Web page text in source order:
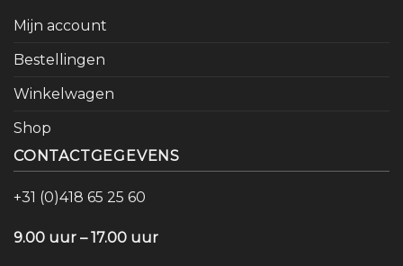
Mijn account
Bestellingen
Winkelwagen
Shop
CONTACTGEGEVENS
+31 (0)418 65 25 60
9.00 uur – 17.00 uur